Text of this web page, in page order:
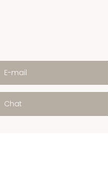
E-mail
Chat